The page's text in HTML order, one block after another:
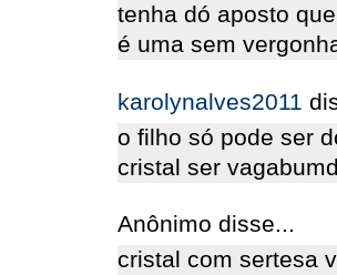
tenha dó aposto
é uma sem
karolynalves2011
o filho só pode ser
cristal ser
Anônimo disse...
cristal com sertesa